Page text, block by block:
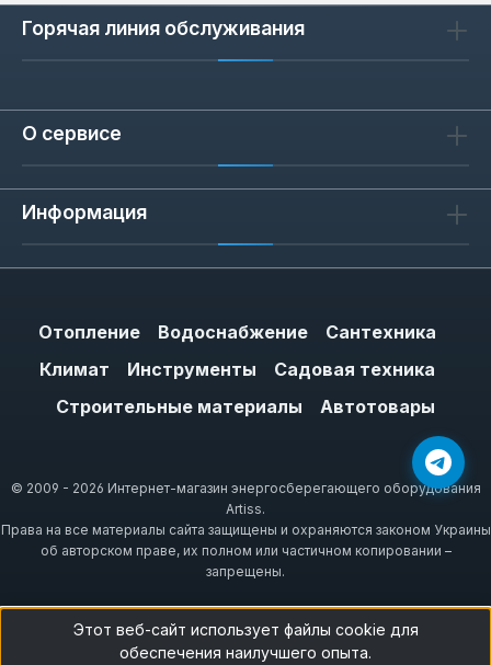
Горячая линия обслуживания
О сервисе
Информация
Отопление Водоснабжение
Сантехника
Климат
Инструменты
Садовая техника
Строительные материалы
Автотовары
© 2009 - 2026 Интернет-магазин энергосберегающего оборудования
Artiss.
Права на все материалы сайта защищены и охраняются законом Украины
об авторском праве, их полном или частичном копировании –
запрещены.
Этот веб-сайт использует файлы cookie для
обеспечения наилучшего опыта.